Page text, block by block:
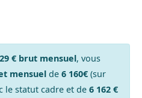
€ brut mensuel, vous
mensuelde 6 160€(sur
le statut cadre et de 6 162 €